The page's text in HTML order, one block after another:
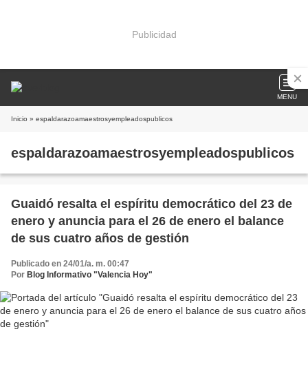
Publicidad
MENU
Inicio » espaldarazoamaestrosyempleadospublicos
espaldarazoamaestrosyempleadospublicos
Guaidó resalta el espíritu democrático del 23 de
enero y anuncia para el 26 de enero el balance
de sus cuatro años de gestión
Publicado en 24/01/a. m. 00:47
Por Blog Informativo "Valencia Hoy"